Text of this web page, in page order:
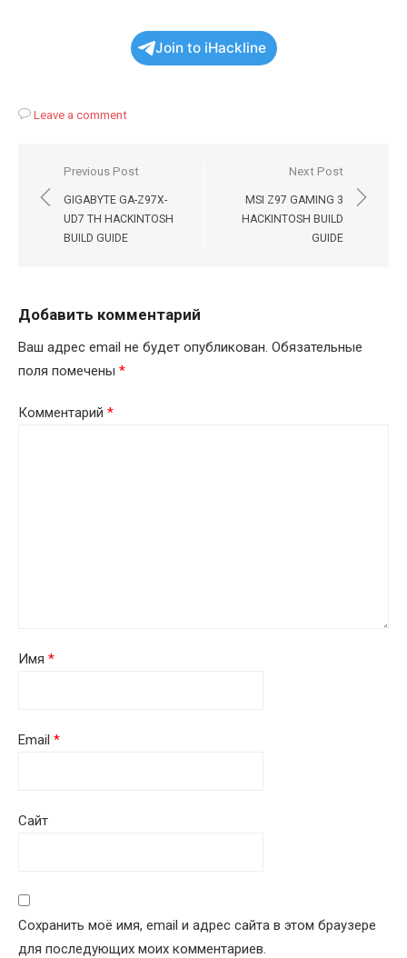
Join to iHackline
Leave a comment
Навигация
по
записям
Previous Post
GIGABYTE GA-Z97X-
UD7 TH HACKINTOSH
BUILD GUIDE
Next Post
MSI Z97 GAMING 3
HACKINTOSH BUILD
GUIDE
Добавить комментарий
Ваш адрес email не будет опубликован. Обязательные
поля помечены *
Комментарий *
Имя *
Email *
Сайт
Сохранить моё имя, email и адрес сайта в этом браузере
для последующих моих комментариев.